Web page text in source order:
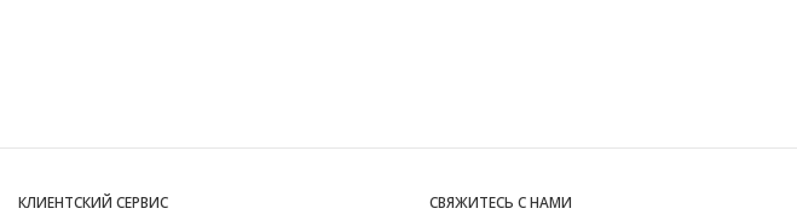
КЛИЕНТСКИЙ СЕРВИС СВЯЖИТЕСЬ С НАМИ